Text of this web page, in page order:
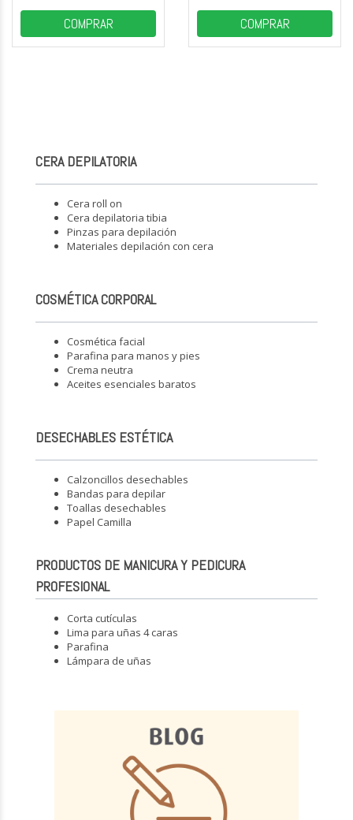
COMPRAR COMPRAR
CERA DEPILATORIA
Cera roll on
Cera depilatoria tibia
Pinzas para depilación
Materiales depilación con cera
COSMÉTICA CORPORAL
Cosmética facial
Parafina para manos y pies
Crema neutra
Aceites esenciales baratos
DESECHABLES ESTÉTICA
Calzoncillos desechables
Bandas para depilar
Toallas desechables
Papel Camilla
PRODUCTOS DE MANICURA Y PEDICURA
PROFESIONAL
Corta cutículas
Lima para uñas 4 caras
Parafina
Lámpara de uñas